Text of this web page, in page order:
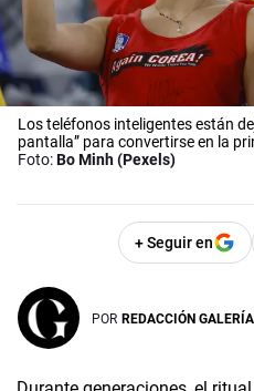
Los teléfonos inteligentes están
pantalla” para convertirse en la
Foto:Bo Minh (Pexels)
+ Seguir en
POR REDACCIÓN GALERÍA